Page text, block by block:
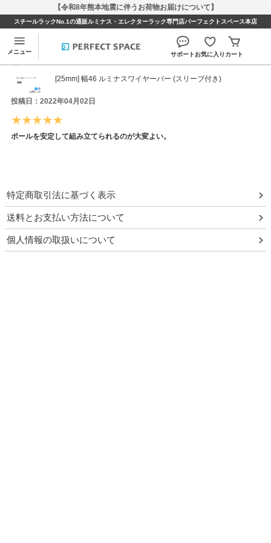
【令和8年熊本地震に伴うお荷物お届けについて】
スチールラックNo.1の通販ルミナス・エレクターラック専門店パーフェクトスペース本店
メニュー サポートお気に入り カート
mmmmmmさんのレビュー
[25mm] 幅46 ルミナスワイヤーバー (スリーブ付き)
投稿日：2022年04月02日
ポールを安定して組み立てられるのが大変よい。
特定商取引法に基づく表示
送料とお支払い方法について
個人情報の取扱いについて